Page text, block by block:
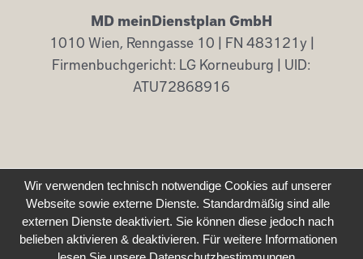
MD meinDienstplan GmbH
1010 Wien, Renngasse 10 | FN 483121y |
Firmenbuchgericht: LG Korneuburg | UID:
ATU72868916
Wir verwenden technisch notwendige Cookies auf unserer
Webseite sowie externe Dienste. Standardmäßig sind alle
externen Dienste deaktiviert. Sie können diese jedoch nach
belieben aktivieren & deaktivieren. Für weitere Informationen